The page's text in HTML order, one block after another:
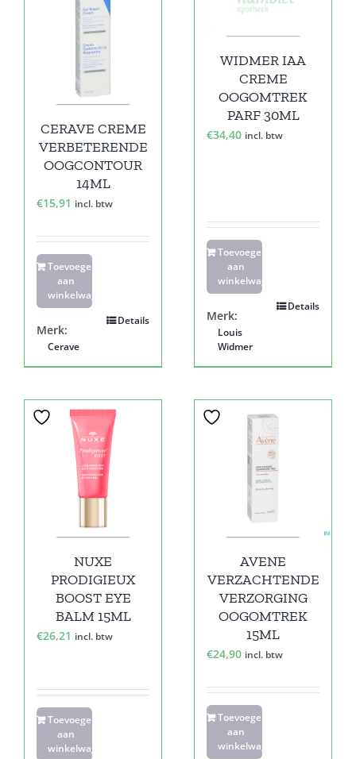
CERAVE CREME
VERBETERENDE
OOGCONTOUR
14ML
€15,91 incl. btw
Toevoegen
aan
winkelwagen
Details
Merk:
Cerave
WIDMER IAA
CREME
OOGOMTREK
PARF 30ML
€34,40 incl. btw
Toevoegen
aan
winkelwagen
Details
Merk:
Louis
Widmer
NUXE
PRODIGIEUX
BOOST EYE
BALM 15ML
€26,21 incl. btw
Toevoegen
aan
winkelwagen
AVENE
VERZACHTENDE
VERZORGING
OOGOMTREK
15ML
€24,90 incl. btw
Toevoegen
aan
winkelwagen